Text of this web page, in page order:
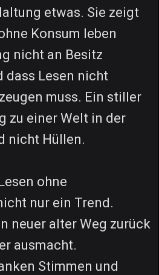
etwas. Sie zeigt
Konsum leben
nicht an Besitz
dass Lesen nicht
muss. Ein stiller
zu einer Welt in der
nicht Hüllen.
ohne
nur ein Trend.
neuer alter Weg zurück
ausmacht.
Stimmen und